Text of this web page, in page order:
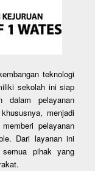
teknologi
sekolah ini siap
dalam pelayanan
menjadi
pelayanan
Dari layanan ini
pihak yang